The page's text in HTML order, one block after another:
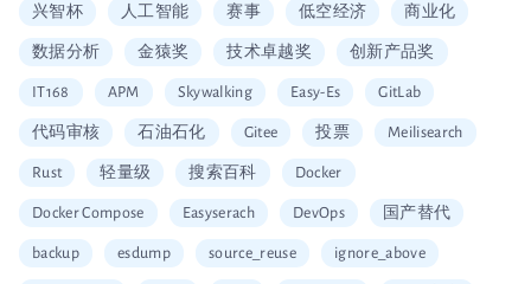
兴智杯 人工智能 赛事 低空经济 商业化
数据分析 金猿奖 技术卓越奖 创新产品奖
IT168 APM Skywalking Easy-Es GitLab
代码审核 石油石化 Gitee 投票 Meilisearch
Rust 轻量级 搜索百科 Docker
Docker Compose Easyserach DevOps 国产替代
backup esdump source_reuse ignore_above